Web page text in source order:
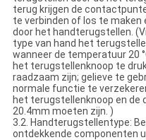
terug krijgen de
te verbinden of los te maken
door het handterugstellen.
type van hand het
wanneer de temperatuur 20
het terugstellenknoop te
raadzaam zijn; gelieve te
normale functie te
het terugstellenknoop en de
20.4mm moeten zijn. )
3.2. Handterugstellentype:
ontdekkende componenten